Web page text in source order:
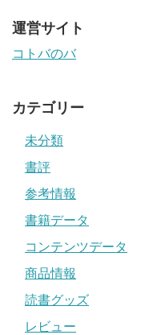
運営サイト
コトバのバ
カテゴリー
未分類
書評
参考情報
書籍データ
コンテンツデータ
商品情報
読書グッズ
レビュー